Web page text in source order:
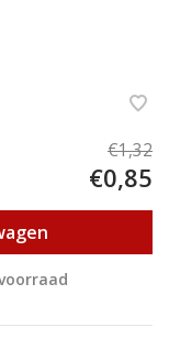
€1,32
€0,85